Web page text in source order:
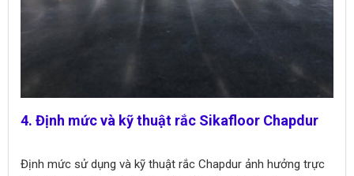
4. Định mức và kỹ thuật rắc Sikafloor Chapdur
Định mức sử dụng và kỹ thuật rắc Chapdur ảnh hưởng trực